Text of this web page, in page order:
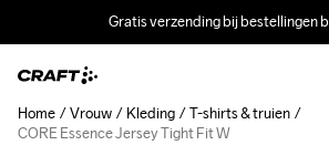
Gratis verzending bij bestellingen
Home Vrouw Kleding
T-shirts & truien
CORE Essence Jersey Tight Fit W